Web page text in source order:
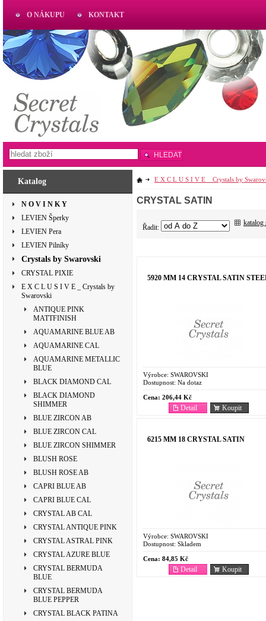
Katalog
N O V I N K Y
LEVIEN Šperky
LEVIEN Pera
LEVIEN Pilníky
Crystals by Swarovski
CRYSTAL PIXIE
E X C L U S I V E _ Crystals by
Swarovski
ANTIQUE PINK
MATTFINISH
AQUAMARINE BLUE AB
AQUAMARINE CAL
AQUAMARINE METALLIC
BLUE
BLACK DIAMOND CAL
BLACK DIAMOND
SHIMMER
BLUE ZIRCON AB
BLUE ZIRCON CAL
BLUE ZIRCON SHIMMER
BLUSH ROSE
BLUSH ROSE AB
CAPRI BLUE AB
CAPRI BLUE CAL
CRYSTAL AB CAL
CRYSTAL ANTIQUE PINK
CRYSTAL ASTRAL PINK
CRYSTAL AZURE BLUE
CRYSTAL BERMUDA
BLUE
CRYSTAL BERMUDA
BLUE PEPPER
CRYSTAL BLACK PATINA
E X C L U S I V E _ Crystals by
CRYSTAL SATIN
Řadit:
katalog
5920 MM 14 CRYSTAL SATIN
Výrobce: SWAROVSKI
Dostupnost: Na dotaz
Cena: 206,44 Kč
Koupit
Detail
6215 MM 18 CRYSTAL SATIN
Výrobce: SWAROVSKI
Dostupnost: Skladem
Cena: 84,85 Kč
Koupit
Detail
O NÁKUPU KONTAKT
AKTUAL
www.aktual-koralky.cz
HLEDAT